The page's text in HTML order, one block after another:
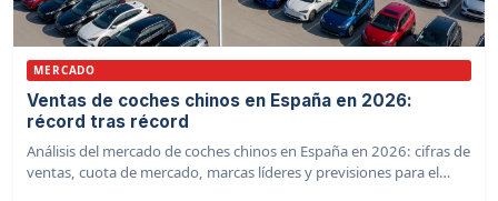
MERCADO
Ventas de coches chinos en España en 2026:
récord tras récord
Análisis del mercado de coches chinos en España en 2026: cifras de
ventas, cuota de mercado, marcas líderes y previsiones para el